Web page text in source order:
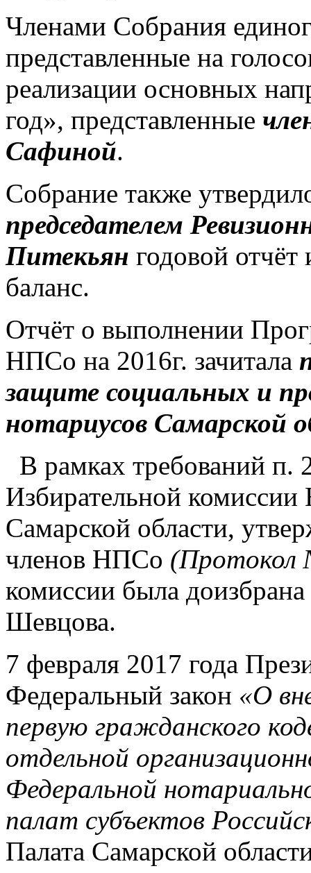
Членами Собрания
представленные на
реализации основных
год», представленные
Сафиной.
Собрание также
председателем
Питекьян годовой отчёт
баланс.
Отчёт о выполнении
НПСо на 2016г. зачитала
защите социальных и
нотариусов Самарской
В рамках требований п.
Избирательной
Самарской области,
членов НПСо (Протокол
комиссии была
Шевцова.
7 февраля 2017 года
Федеральный закон «О
первую гражданского
отдельной
Федеральной
палат субъектов
Палата Самарской